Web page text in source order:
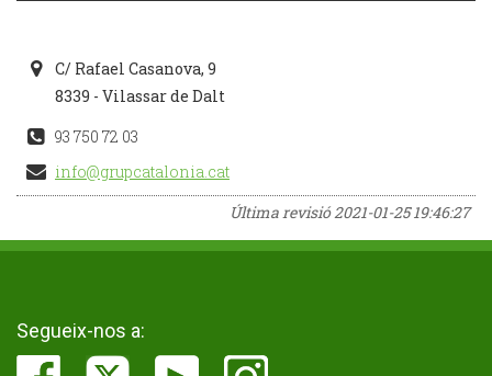
C/ Rafael Casanova, 9
8339 - Vilassar de Dalt
93 750 72 03
info@grupcatalonia.cat
Última revisió2021-01-25 19:46:27
Segueix-nos a: